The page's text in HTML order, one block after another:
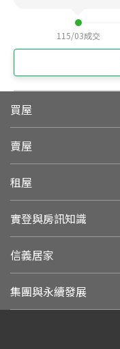
115/03成交
買屋
賣屋
租屋
實登與房訊知識
信義居家
集團與永續發展